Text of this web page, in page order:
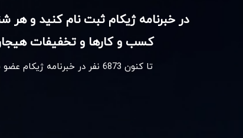
در خبرنامه ژیکام ثبت نام کنید و هر
کسب و کارها و تخفیفات
تا کنون 6873 نفر در خبرنامه ژیکام